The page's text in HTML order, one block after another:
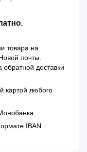
товара на
почты.
обратной доставки
картой любого
IBAN.